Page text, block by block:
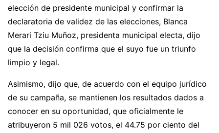
elección de presidente municipal y confirmar la
declaratoria de validez de las elecciones, Blanca
Merari Tziu Muñoz, presidenta municipal electa, dijo
que la decisión confirma que el suyo fue un triunfo
limpio y legal.
Asimismo, dijo que, de acuerdo con el equipo jurídico
de su campaña, se mantienen los resultados dados a
conocer en su oportunidad, que oficialmente le
atribuyeron 5 mil 026 votos, el 44.75 por ciento del